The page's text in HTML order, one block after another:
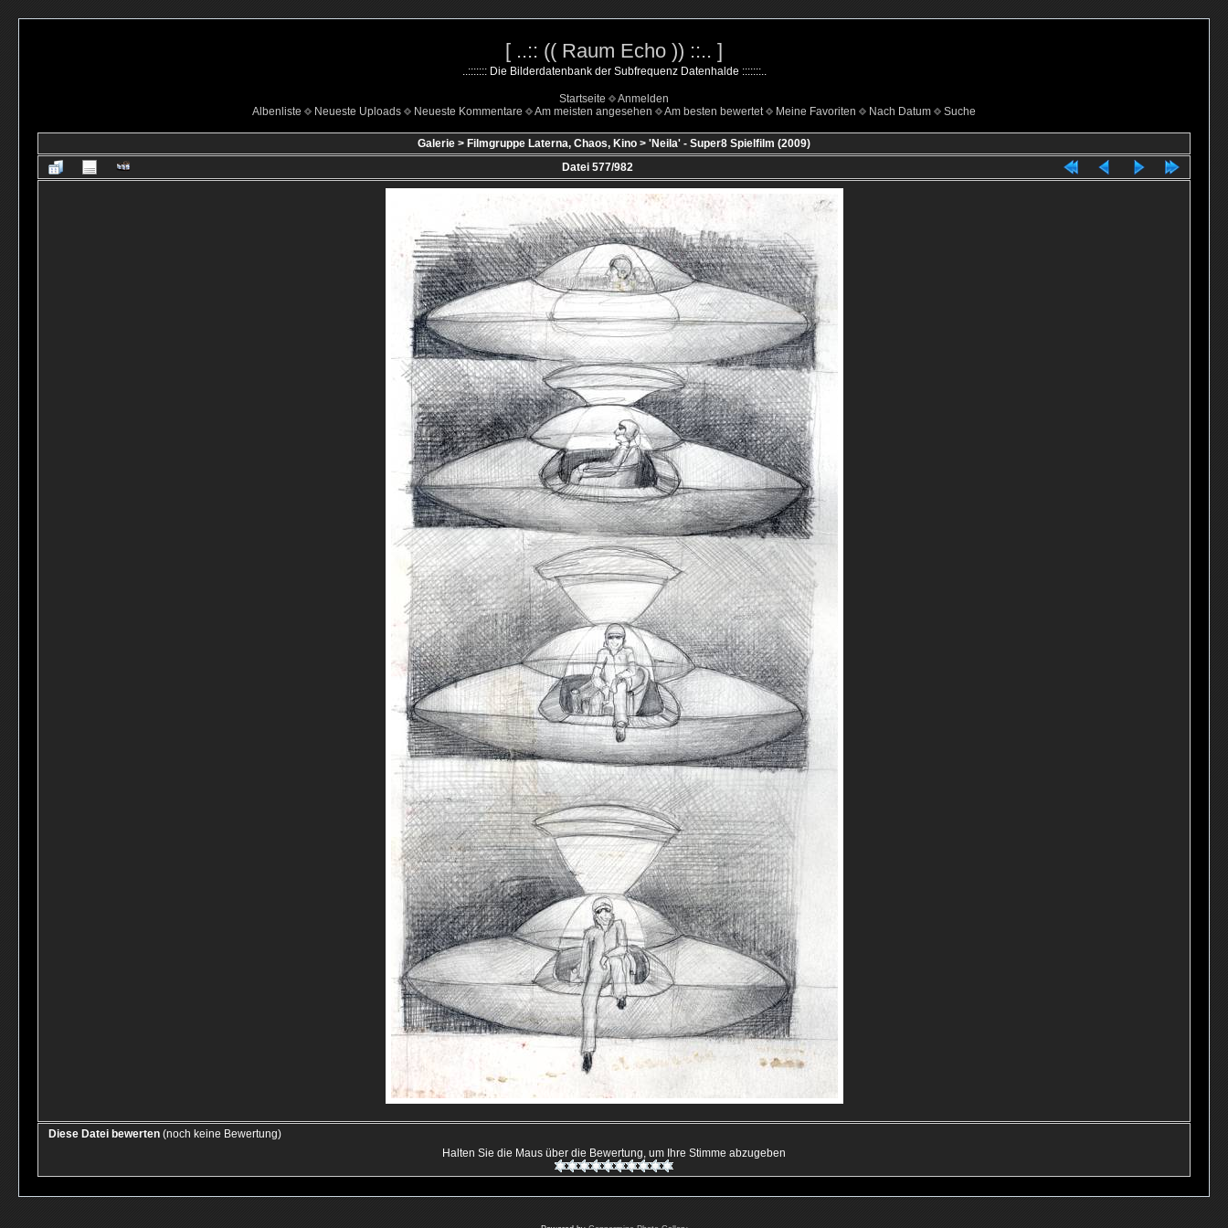
[ ..:: (( Raum Echo )) ::.. ]
..::::::: Die Bilderdatenbank der Subfrequenz Datenhalde :::::::..
Startseite
Anmelden
Albenliste
Neueste Uploads Neueste Kommentare Am meisten angesehen Am besten bewertet Meine Favoriten Nach Datum Suche
Galerie > Filmgruppe Laterna, Chaos, Kino > 'Neila' - Super8 Spielfilm (2009)
Datei 577/982
Diese Datei bewerten (noch keine Bewertung)
Halten Sie die Maus über die Bewertung, um Ihre Stimme abzugeben